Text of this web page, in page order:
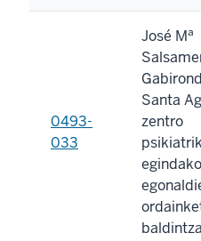
0493-
033
José Mª
Santa
zentro
egindako